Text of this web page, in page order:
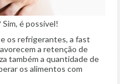
é possível!
os refrigerantes, a fast
a retenção de
também a quantidade de
os alimentos com